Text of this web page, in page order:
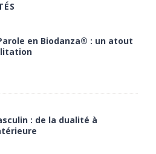
en Biodanza® : un atout
: de la dualité à